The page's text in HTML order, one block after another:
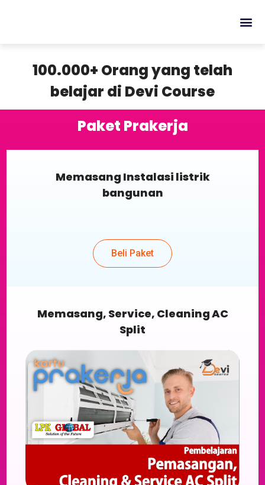
100.000+ Orang yang telah
belajar di Devi Course
Paket Prakerja
Memasang Instalasi listrik
bangunan
Beli Paket
Memasang, Service, Cleaning AC
Split